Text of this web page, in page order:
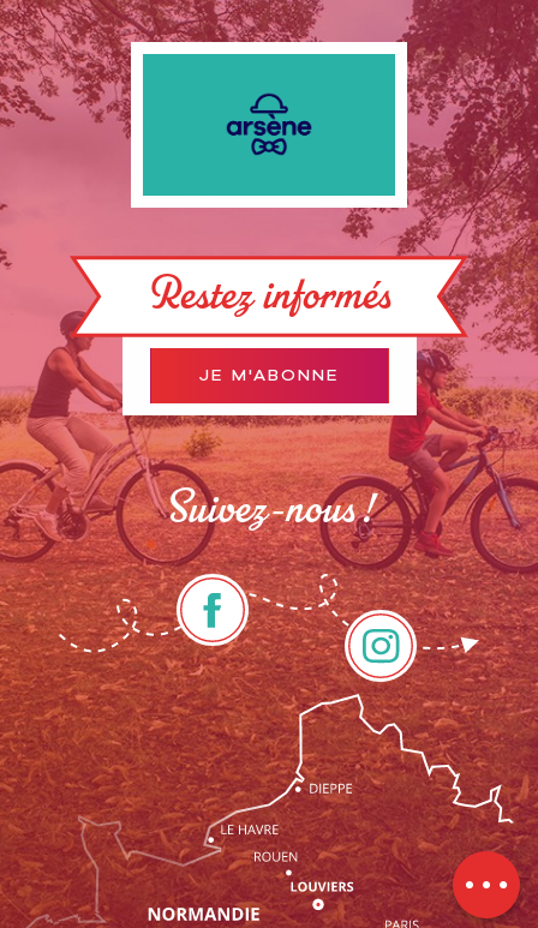
Description
Prestations
Tarifs
Contacter
par email
Restez informés
JE M'ABONNE
Suivez-nous !